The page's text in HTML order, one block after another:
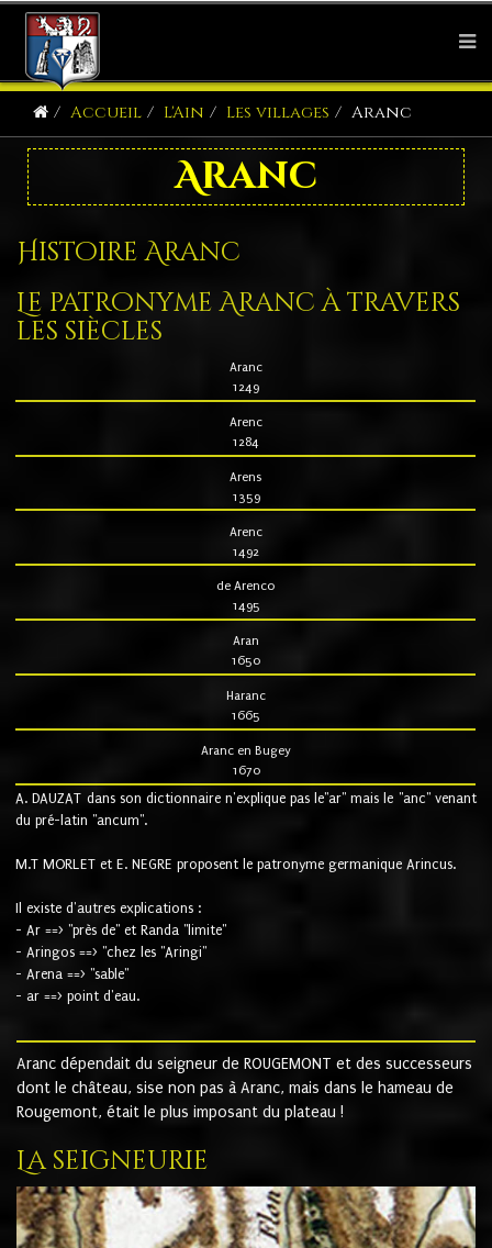
Accueil L'Ain Les villages Aranc
Aranc
Histoire Aranc
Le patronyme Aranc à travers
les siècles
Aranc
1249
Arenc
1284
Arens
1359
Arenc
1492
de Arenco
1495
Aran
1650
Haranc
1665
Aranc en Bugey
1670
A. DAUZAT dans son dictionnaire n'explique pas le"ar" mais le "anc" venant
du pré-latin "ancum".
M.T MORLET et E. NEGRE proposent le patronyme germanique Arincus.
Il existe d'autres explications :
- Ar ==> "près de" et Randa "limite"
- Aringos ==> "chez les "Aringi"
- Arena ==> "sable"
- ar ==> point d'eau.
Aranc dépendait du seigneur de ROUGEMONT et des successeurs
dont le château, sise non pas à Aranc, mais dans le hameau de
Rougemont, était le plus imposant du plateau !
La seigneurie